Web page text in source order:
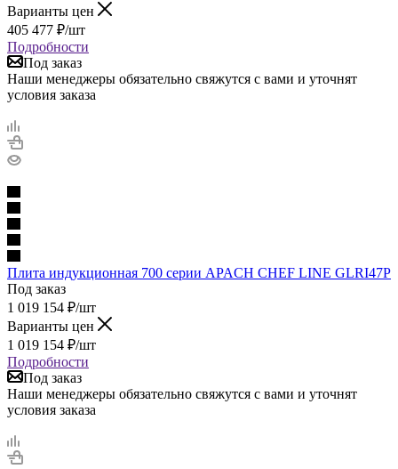
Варианты цен
405 477 ₽/шт
Подробности
Под заказ
Наши менеджеры обязательно свяжутся с вами и уточнят
условия заказа
Плита индукционная 700 серии APACH CHEF LINE GLRI47P
Под заказ
1 019 154 ₽/шт
Варианты цен
1 019 154 ₽/шт
Подробности
Под заказ
Наши менеджеры обязательно свяжутся с вами и уточнят
условия заказа